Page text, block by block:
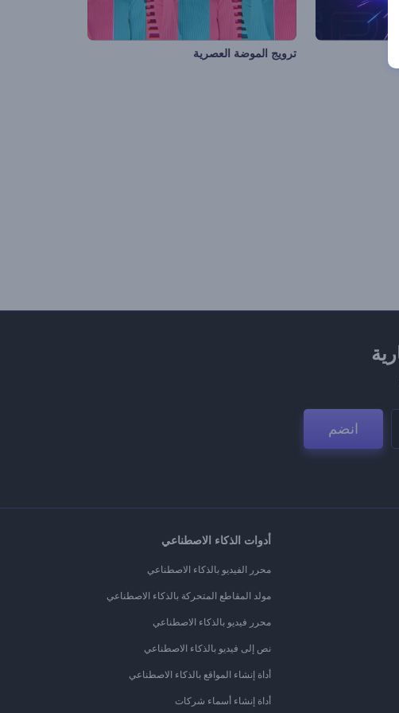
ترويج الموضة العصرية
انضم
أدوات الذكاء الاصطناعي
محرر الفيديو بالذكاء الاصطناعي
مولد المقاطع المتحركة بالذكاء الاصطناعي
محرر فيديو بالذكاء الاصطناعي
نص إلى فيديو بالذكاء الاصطناعي
أداة إنشاء المواقع بالذكاء الاصطناعي
أداة إنشاء أسماء شركات